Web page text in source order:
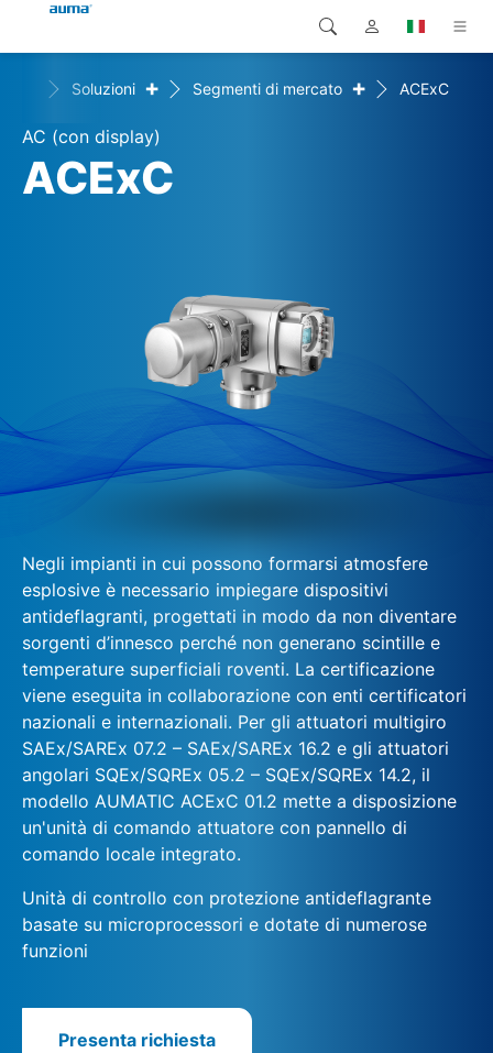
Prodotti
Soluzioni
Global
Europa
Ricerca
Soluzioni + Segmenti di mercato + ACExC
AC (con display)
ACExC
Negli impianti in cui possono formarsi atmosfere
esplosive è necessario impiegare dispositivi
antideflagranti, progettati in modo da non diventare
sorgenti d’innesco perché non generano scintille e
temperature superficiali roventi. La certificazione
viene eseguita in collaborazione con enti certificatori
nazionali e internazionali. Per gli attuatori multigiro
SAEx/SAREx 07.2 – SAEx/SAREx 16.2 e gli attuatori
angolari SQEx/SQREx 05.2 – SQEx/SQREx 14.2, il
modello AUMATIC ACExC 01.2 mette a disposizione
un'unità di comando attuatore con pannello di
comando locale integrato.
Unità di controllo con protezione antideflagrante
basate su microprocessori e dotate di numerose
funzioni
Presenta richiesta